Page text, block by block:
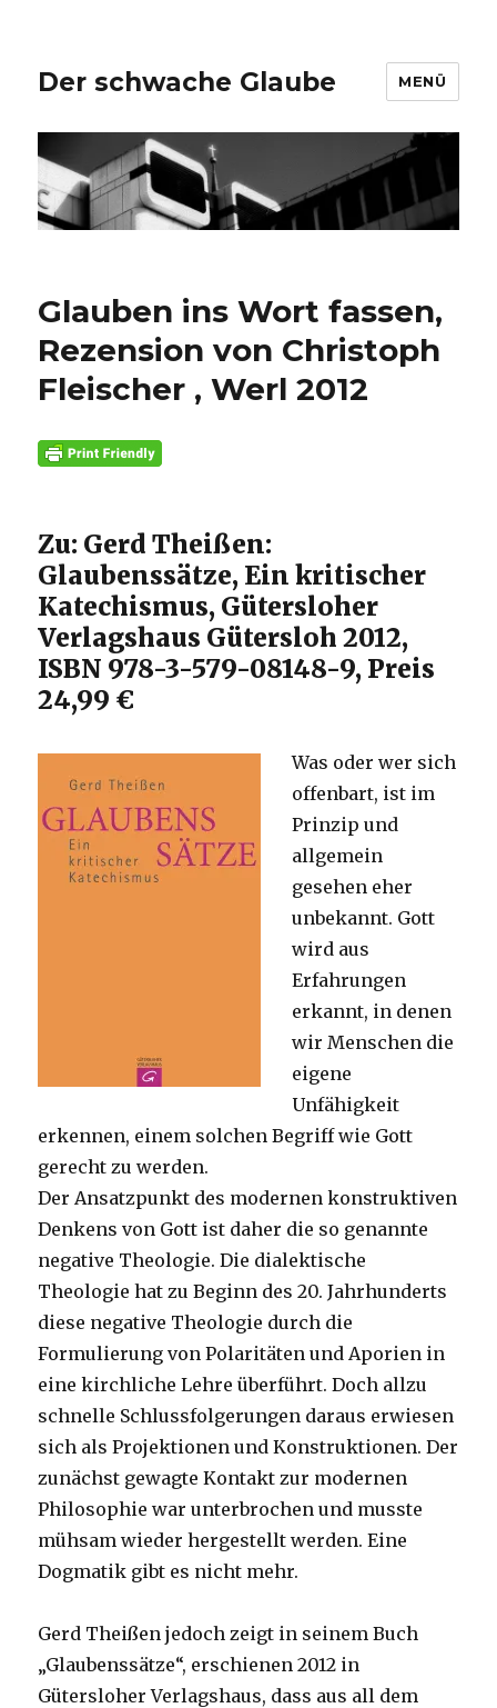
Der schwache Glaube MENÜ
Glauben ins Wort fassen,
Rezension von Christoph
Fleischer , Werl 2012
Zu: Gerd Theißen:
Glaubenssätze, Ein kritischer
Katechismus, Gütersloher
Verlagshaus Gütersloh 2012,
ISBN 978-3-579-08148-9, Preis
24,99 €
Was oder wer sich
offenbart, ist im
Prinzip und
allgemein
gesehen eher
unbekannt. Gott
wird aus
Erfahrungen
erkannt, in denen
wir Menschen die
eigene
Unfähigkeit
erkennen, einem solchen Begriff wie Gott
gerecht zu werden.
Der Ansatzpunkt des modernen konstruktiven
Denkens von Gott ist daher die so genannte
negative Theologie. Die dialektische
Theologie hat zu Beginn des 20. Jahrhunderts
diese negative Theologie durch die
Formulierung von Polaritäten und Aporien in
eine kirchliche Lehre überführt. Doch allzu
schnelle Schlussfolgerungen daraus erwiesen
sich als Projektionen und Konstruktionen. Der
zunächst gewagte Kontakt zur modernen
Philosophie war unterbrochen und musste
mühsam wieder hergestellt werden. Eine
Dogmatik gibt es nicht mehr.
Gerd Theißen jedoch zeigt in seinem Buch
„Glaubenssätze“, erschienen 2012 in
Gütersloher Verlagshaus, dass aus all dem